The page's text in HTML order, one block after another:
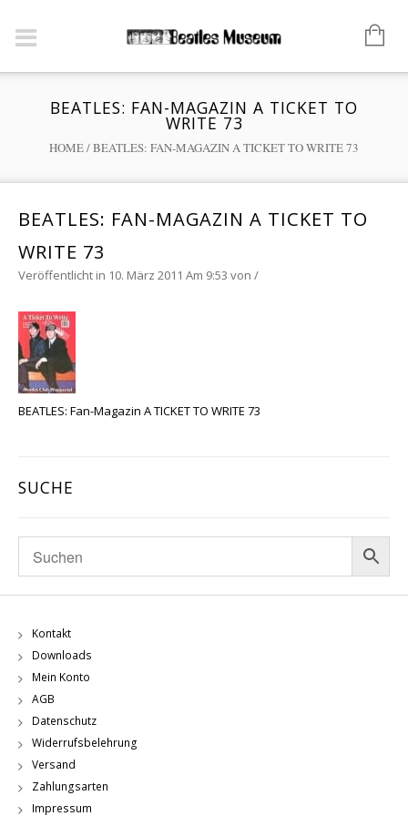
BEATLES: FAN-MAGAZIN A TICKET TO
WRITE 73
HOME/BEATLES: FAN-MAGAZIN A TICKET TO WRITE 73
BEATLES: FAN-MAGAZIN A TICKET TO
WRITE 73
Veröffentlicht in 10. März 2011 Am 9:53 von /
BEATLES: Fan-Magazin A TICKET TO WRITE 73
SUCHE
Kontakt
Downloads
Mein Konto
AGB
Datenschutz
Widerrufsbelehrung
Versand
Zahlungsarten
Impressum